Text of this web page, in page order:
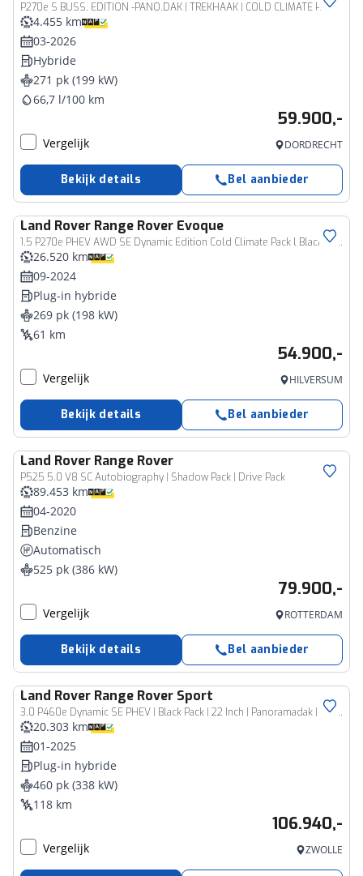
P270e S BUSS. EDITION -PANO.DAK | TREKHAAK | COLD CLIMATE PACK
4.455 km
03-2026
Hybride
271 pk (199 kW)
66,7 l/100 km
59.900,-
Vergelijk DORDRECHT
Bekijk details Bel aanbieder
Land Rover Range Rover Evoque
1.5 P270e PHEV AWD SE Dynamic Edition Cold Climate Pack l Black Pack l Schuifdak l BTW
26.520 km
09-2024
Plug-in hybride
269 pk (198 kW)
61 km
54.900,-
Vergelijk HILVERSUM
Bekijk details Bel aanbieder
Land Rover Range Rover
P525 5.0 V8 SC Autobiography | Shadow Pack | Drive Pack
89.453 km
04-2020
Benzine
Automatisch
525 pk (386 kW)
79.900,-
Vergelijk ROTTERDAM
Bekijk details Bel aanbieder
Land Rover Range Rover Sport
3.0 P460e Dynamic SE PHEV | Black Pack | 22 Inch | Panoramadak | Cold Climate Pack | Trekhaak | Eerste Eigenaar |
20.303 km
01-2025
Plug-in hybride
460 pk (338 kW)
118 km
106.940,-
Vergelijk ZWOLLE